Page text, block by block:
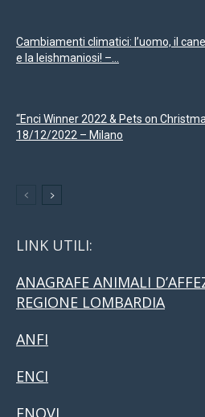
Cambiamenti climatici: l’uomo, il
e la leishmaniosi! –...
“Enci Winner 2022 & Pets on
18/12/2022 – Milano
LINK UTILI:
ANAGRAFE ANIMALI
REGIONE LOMBARDIA
ANFI
ENCI
FNOVI